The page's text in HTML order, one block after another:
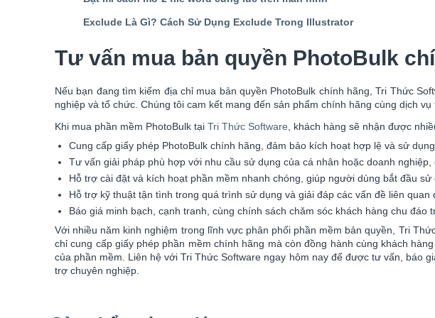
Exclude Là Gì? Cách Sử Dụng Exclude Trong Illustrator
Tư vấn mua bản quyền PhotoBulk
Nếu bạn đang tìm kiếm địa chỉ mua bản quyền PhotoBulk chính hãng, Tri Thức
nghiệp và tổ chức. Chúng tôi cam kết mang đến sản phẩm chính hãng cùng dịch
Khi mua phần mềm PhotoBulk tại Tri Thức Software , khách hàng sẽ nhận được
Cung cấp giấy phép PhotoBulk chính hãng, đảm bảo kích hoạt hợp lệ và sử
Tư vấn giải pháp phù hợp với nhu cầu sử dụng của cá nhân hoặc doanh nghiệp,
Hỗ trợ cài đặt và kích hoạt phần mềm nhanh chóng, giúp người dùng bắt đầu sử
Hỗ trợ kỹ thuật tận tình trong quá trình sử dụng và giải đáp các vấn đề liên quan
Báo giá minh bạch, cạnh tranh, cùng chính sách chăm sóc khách hàng chu đáo
Với nhiều năm kinh nghiệm trong lĩnh vực phân phối phần mềm bản quyền, Tri
chỉ cung cấp giấy phép phần mềm chính hãng mà còn đồng hành cùng khách
của phần mềm. Liên hệ với Tri Thức Software ngay hôm nay để được tư vấn, báo
trợ chuyên nghiệp.